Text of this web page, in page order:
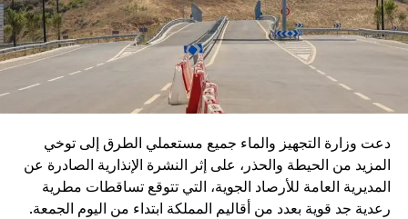
دعت وزارة التجهيز والماء جميع مستعملي الطرق إلى توخي
المزيد من الحيطة والحذر، على إثر النشرة الإنذارية الصادرة عن
المديرية العامة للأرصاد الجوية، التي تتوقع تساﻗﻄﺎﺕ مطرية
رعدية جد قوية بعدد من أقاليم المملكة ابتداء من اليوم الجمعة.